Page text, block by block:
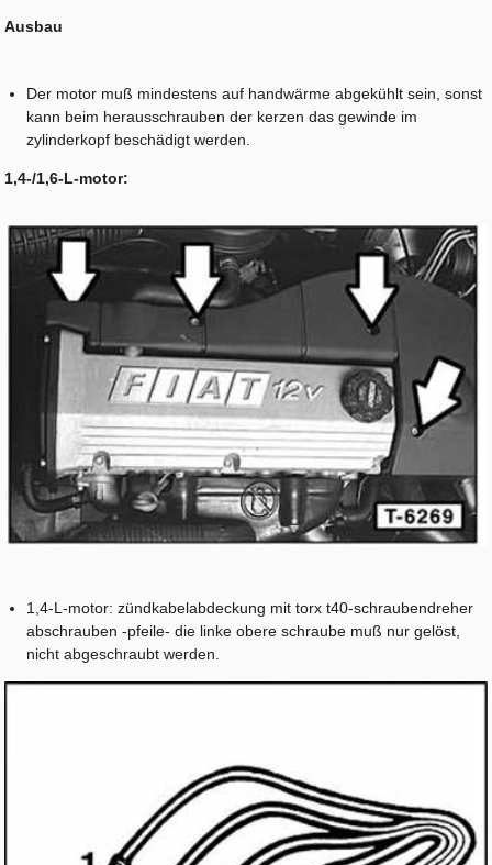
Ausbau
Der motor muß mindestens auf handwärme abgekühlt sein, sonst
kann beim herausschrauben der kerzen das gewinde im
zylinderkopf beschädigt werden.
1,4-/1,6-L-motor:
1,4-L-motor: zündkabelabdeckung mit torx t40-schraubendreher
abschrauben -pfeile- die linke obere schraube muß nur gelöst,
nicht abgeschraubt werden.